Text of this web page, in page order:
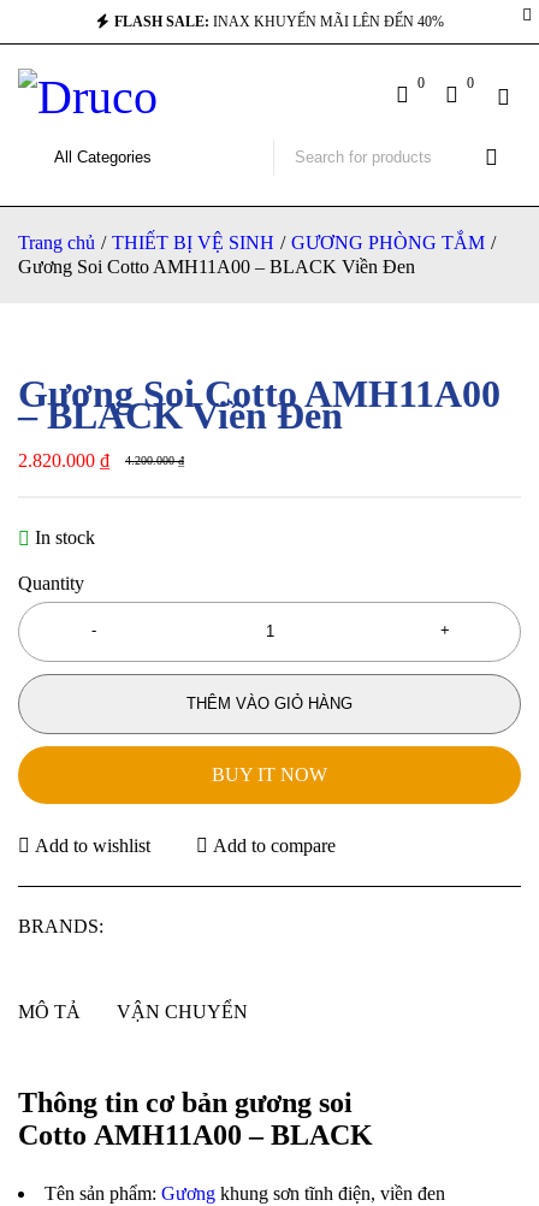
FLASH SALE: INAX KHUYẾN MÃI LÊN ĐẾN 40%
0 0
Trang chủ / THIẾT BỊ VỆ SINH / GƯƠNG PHÒNG TẮM /
Gương Soi Cotto AMH11A00 – BLACK Viền Đen
Gương Soi Cotto AMH11A00
– BLACK Viền Đen
4.200.000₫
2.820.000 ₫
In stock
Quantity
THÊM VÀO GIỎ HÀNG
BUY IT NOW
Add to wishlist Add to compare
BRANDS:
MÔ TẢ VẬN CHUYỂN
Thông tin cơ bản gương soi
Cotto AMH11A00 – BLACK
Tên sản phẩm: Gương khung sơn tĩnh điện, viền đen